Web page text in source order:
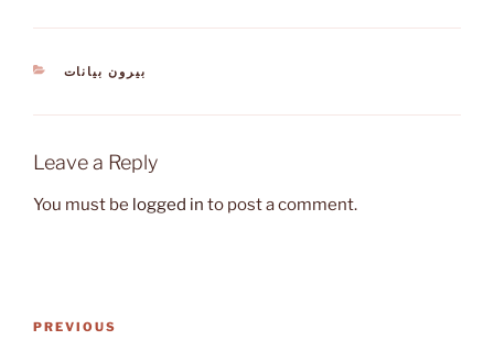
CATEGORIES
بیرون بیانات
Leave a Reply
You must be logged in to post a comment.
Previous
PREVIOUS